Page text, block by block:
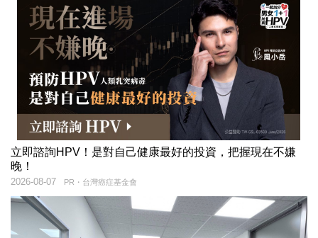
立即諮詢HPV！是對自己健康最好的投資，把握現在不嫌
晚！
PR・台灣癌症基金會
2026-08-07